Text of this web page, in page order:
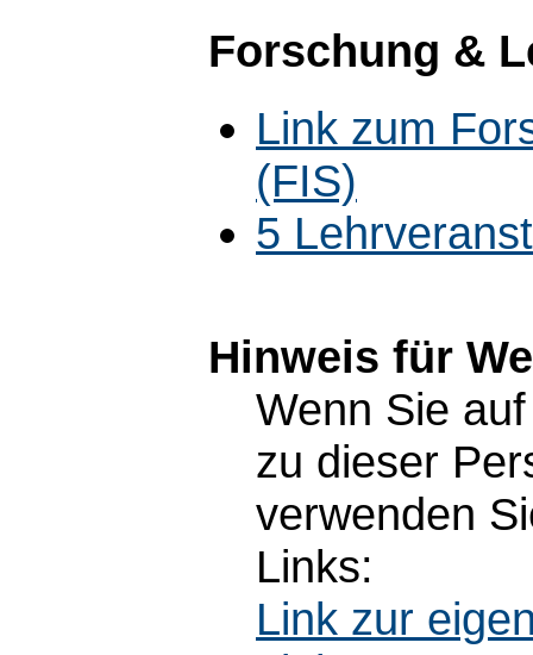
Forschung &
Link zum
(FIS)
5
Hinweis für
Wenn Sie
zu dieser
verwenden
Links:
Link zur